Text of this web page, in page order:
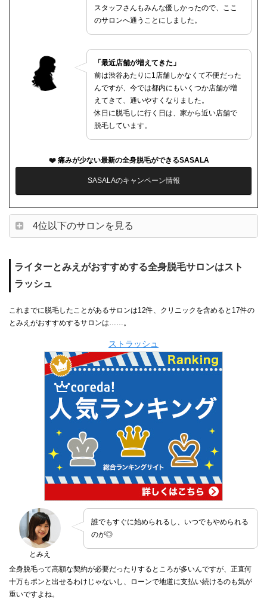
スタッフさんもみんな優しかったので、ここ
のサロンへ通うことにしました。
「最近店舗が増えてきた」
前は渋谷あたりに1店舗しかなくて不便だった
んですが、今では都内にもいくつか店舗が増
えてきて、通いやすくなりました。
休日に脱毛しに行く日は、家から近い店舗で
脱毛しています。
痛みが少ない最新の全身脱毛ができるSASALA
SASALAのキャンペーン情報
4位以下のサロンを見る
ライターとみえがおすすめする全身脱毛サロンはスト
ラッシュ
これまでに脱毛したことがあるサロンは12件、クリニックを含めると17件の
とみえがおすすめするサロンは……。
ストラッシュ
とみえ
誰でもすぐに始められるし、いつでもやめられる
のが◎
全身脱毛って高額な契約が必要だったりするところが多いんですが、正直何
十万もポンと出せるわけじゃないし、ローンで地道に支払い続けるのも気が
重いですよね。